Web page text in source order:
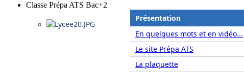
Classe Prépa ATS Bac+2
Présentation
En quelques mots et en vidéo...
Le site Prépa ATS
La plaquette